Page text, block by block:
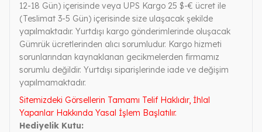
12-18 Gün) içerisinde veya UPS Kargo 25 $-€ ücret ile
(Teslimat 3-5 Gün) içerisinde size ulaşacak şekilde
yapılmaktadır. Yurtdışı kargo gönderimlerinde oluşacak
Gümrük ücretlerinden alıcı sorumludur. Kargo hizmeti
sorunlarından kaynaklanan gecikmelerden firmamız
sorumlu değildir. Yurtdışı siparişlerinde iade ve değişim
yapılmamaktadır.
Sitemizdeki Görsellerin Tamamı Telif Haklıdır, İhlal
Yapanlar Hakkında Yasal İşlem Başlatılır.
Hediyelik Kutu: